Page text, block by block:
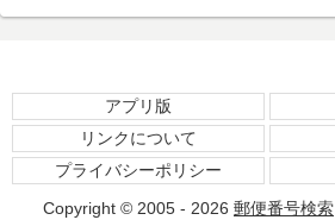
アプリ版
リンクについて
プライバシーポリシー
Copyright © 2005 - 2026 郵便番号検索